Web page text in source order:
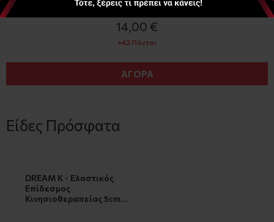
Διαθέσιμο
14,00 €
+42 Πόντοι
ΑΓΟΡΑ
Είδες Πρόσφατα
DREAM K - Ελαστικός
Επίδεσμος
Κινησιοθεραπείας 5cm